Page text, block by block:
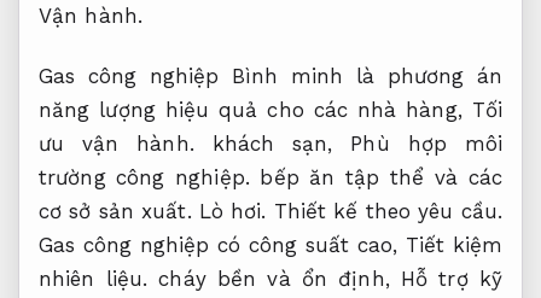
Vận hành.
Gas công nghiệp Bình minh là phương án
năng lượng hiệu quả cho các nhà hàng, Tối
ưu vận hành. khách sạn, Phù hợp môi
trường công nghiệp. bếp ăn tập thể và các
cơ sở sản xuất. Lò hơi. Thiết kế theo yêu cầu.
Gas công nghiệp có công suất cao, Tiết kiệm
nhiên liệu. cháy bền và ổn định, Hỗ trợ kỹ